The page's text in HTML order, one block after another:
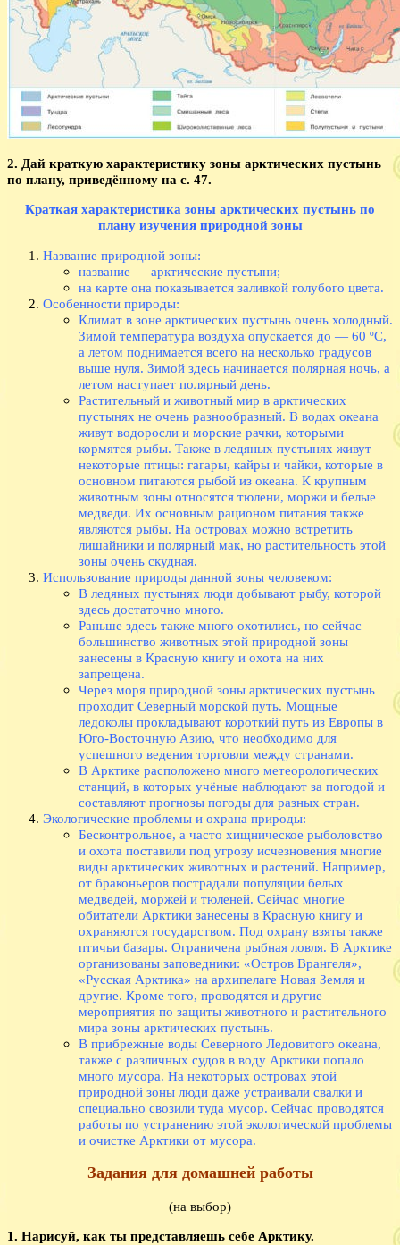
2. Дай краткую характеристику зоны арктических пустынь
по плану, приведённому на с. 47.
Краткая характеристика зоны арктических пустынь по
плану изучения природной зоны
Название природной зоны:
название — арктические пустыни;
на карте она показывается заливкой голубого цвета.
Особенности природы:
Климат в зоне арктических пустынь очень холодный.
Зимой температура воздуха опускается до — 60 ºС,
а летом поднимается всего на несколько градусов
выше нуля. Зимой здесь начинается полярная ночь, а
летом наступает полярный день.
Растительный и животный мир в арктических
пустынях не очень разнообразный. В водах океана
живут водоросли и морские рачки, которыми
кормятся рыбы. Также в ледяных пустынях живут
некоторые птицы: гагары, кайры и чайки, которые в
основном питаются рыбой из океана. К крупным
животным зоны относятся тюлени, моржи и белые
медведи. Их основным рационом питания также
являются рыбы. На островах можно встретить
лишайники и полярный мак, но растительность этой
зоны очень скудная.
Использование природы данной зоны человеком:
В ледяных пустынях люди добывают рыбу, которой
здесь достаточно много.
Раньше здесь также много охотились, но сейчас
большинство животных этой природной зоны
занесены в Красную книгу и охота на них
запрещена.
Через моря природной зоны арктических пустынь
проходит Северный морской путь. Мощные
ледоколы прокладывают короткий путь из Европы в
Юго-Восточную Азию, что необходимо для
успешного ведения торговли между странами.
В Арктике расположено много метеорологических
станций, в которых учёные наблюдают за погодой и
составляют прогнозы погоды для разных стран.
Экологические проблемы и охрана природы:
Бесконтрольное, а часто хищническое рыболовство
и охота поставили под угрозу исчезновения многие
виды арктических животных и растений. Например,
от браконьеров пострадали популяции белых
медведей, моржей и тюленей. Сейчас многие
обитатели Арктики занесены в Красную книгу и
охраняются государством. Под охрану взяты также
птичьи базары. Ограничена рыбная ловля. В Арктике
организованы заповедники: «Остров Врангеля»,
«Русская Арктика» на архипелаге Новая Земля и
другие. Кроме того, проводятся и другие
мероприятия по защиты животного и растительного
мира зоны арктических пустынь.
В прибрежные воды Северного Ледовитого океана,
также с различных судов в воду Арктики попало
много мусора. На некоторых островах этой
природной зоны люди даже устраивали свалки и
специально свозили туда мусор. Сейчас проводятся
работы по устранению этой экологической проблемы
и очистке Арктики от мусора.
Задания для домашней работы
(на выбор)
1. Нарисуй, как ты представляешь себе Арктику.